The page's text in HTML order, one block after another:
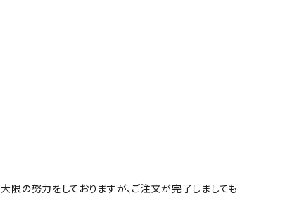
の努力をしておりますが、ご注文が完了しましても